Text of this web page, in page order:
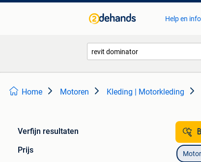
Help en info
Home Motoren Kleding | Motorkleding
Verfijn resultaten
Prijs